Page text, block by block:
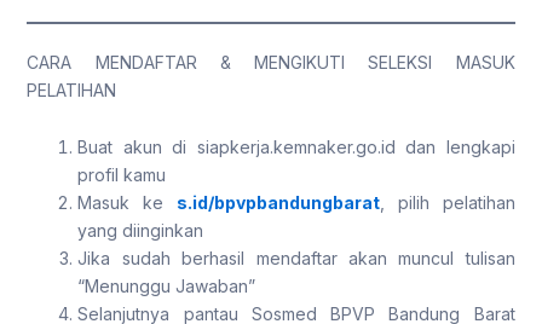
CARA MENDAFTAR & MENGIKUTI SELEKSI MASUK
PELATIHAN
Buat akun di siapkerja.kemnaker.go.id dan lengkapi
profil kamu
Masuk ke s.id/bpvpbandungbarat , pilih pelatihan
yang diinginkan
Jika sudah berhasil mendaftar akan muncul tulisan
“Menunggu Jawaban”
Selanjutnya pantau Sosmed BPVP Bandung Barat